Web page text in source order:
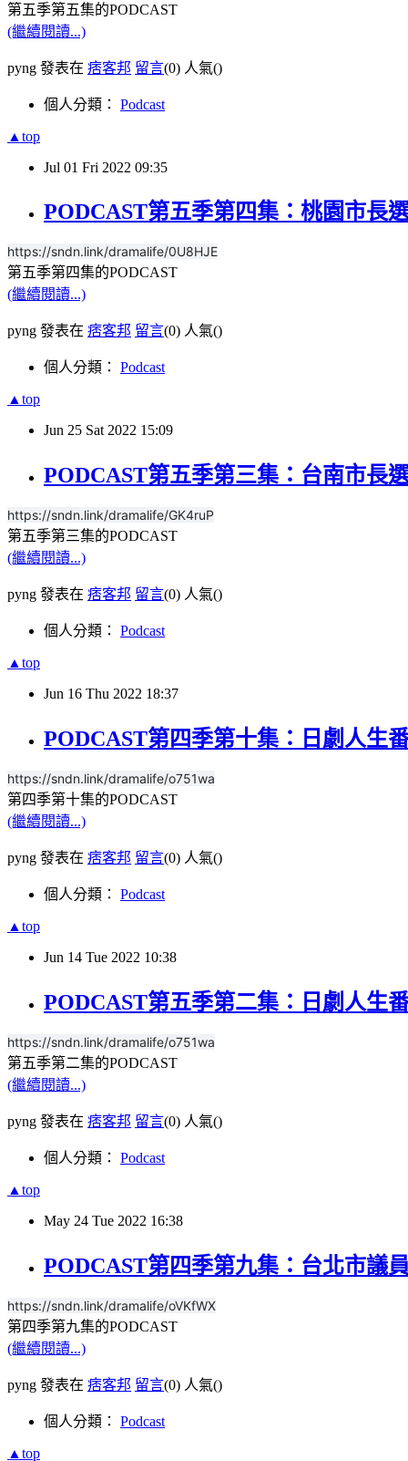
第五季第五集的PODCAST
(繼續閱讀...)
pyng 發表在 痞客邦 留言(0) 人氣()
個人分類： Podcast
▲top
Jul 01 Fri 2022 09:35
PODCAST第五季第四集：桃園市長
https://sndn.link/dramalife/0U8HJE
第五季第四集的PODCAST
(繼續閱讀...)
pyng 發表在 痞客邦 留言(0) 人氣()
個人分類： Podcast
▲top
Jun 25 Sat 2022 15:09
PODCAST第五季第三集：台南市長
https://sndn.link/dramalife/GK4ruP
第五季第三集的PODCAST
(繼續閱讀...)
pyng 發表在 痞客邦 留言(0) 人氣()
個人分類： Podcast
▲top
Jun 16 Thu 2022 18:37
PODCAST第四季第十集：日劇人生
https://sndn.link/dramalife/o751wa
第四季第十集的PODCAST
(繼續閱讀...)
pyng 發表在 痞客邦 留言(0) 人氣()
個人分類： Podcast
▲top
Jun 14 Tue 2022 10:38
PODCAST第五季第二集：日劇人生
https://sndn.link/dramalife/o751wa
第五季第二集的PODCAST
(繼續閱讀...)
pyng 發表在 痞客邦 留言(0) 人氣()
個人分類： Podcast
▲top
May 24 Tue 2022 16:38
PODCAST第四季第九集：台北市議
https://sndn.link/dramalife/oVKfWX
第四季第九集的PODCAST
(繼續閱讀...)
pyng 發表在 痞客邦 留言(0) 人氣()
個人分類： Podcast
▲top